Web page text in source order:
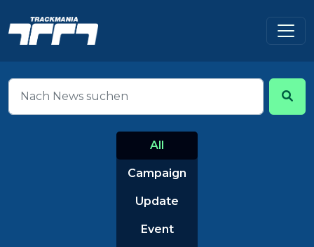
All
Campaign
Update
Event